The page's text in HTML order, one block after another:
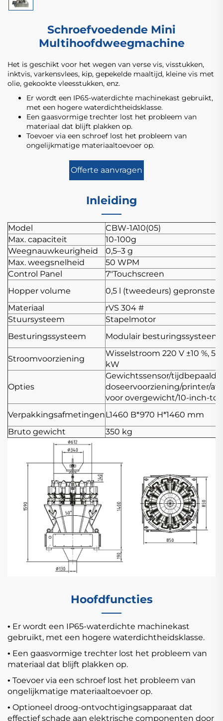
Schroefvoedende Mini
Multihoofdweegmachine
Het is geschikt voor het wegen van verse vis, visstukken,
inktvis, varkensvlees, kip, gepekelde maaltijd, kleine vis met
olie, gekookte vleesstukken, enz.
Er wordt een IP65-waterdichte machinekast gebruikt,
met een hogere waterdichtheidsklasse.
Een gaasvormige trechter lost het probleem van
materiaal dat blijft plakken op.
Toevoer via een schroef lost het probleem van
ongelijkmatige materiaaltoevoer op.
Offerte aanvragen
Inleiding
Model
CBW-1A10(05)
Max. capaciteit
10-100g
Weegnauwkeurigheid
0,5–3 g
Max. weegsnelheid
50 WPM
Control Panel
7"Touchscreen
Hopper volume
0,5 l (tweedeurs) gepronste
Materiaal
rVS 304 #
Stuursysteem
Stapelmotor
Besturingssysteem
Modulair besturingssysteem
Stroomvoorziening
Wisselstroom 220 V ±10 %, 50
kW
Opties
Gewichtssensor/tijdbepaalde
doseervoorziening/printer/
voor overgewicht/10-inch-
VerpakkingsafmetingenL1460 B*970 H*1460 mm
Bruto gewicht
350 kg
Hoofdfuncties
• Er wordt een IP65-waterdichte machinekast
gebruikt, met een hogere waterdichtheidsklasse.
• Een gaasvormige trechter lost het probleem van
materiaal dat blijft plakken op.
• Toevoer via een schroef lost het probleem van
ongelijkmatige materiaaltoevoer op.
• Optioneel droog-ontvochtigingsapparaat dat
effectief schade aan elektrische componenten door